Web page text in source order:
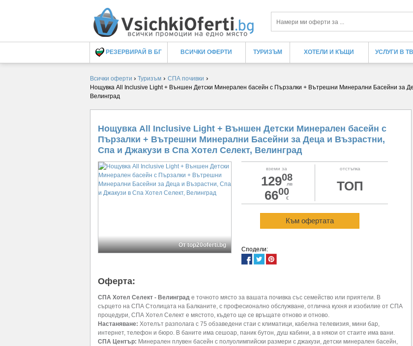
Търси
РЕЗЕРВИРАЙ В БГ ВСИЧКИ ОФЕРТИ ТУРИЗЪМ ХОТЕЛИ И КЪЩИ УСЛУГИ В
Всички оферти › Туризъм › СПА почивки ›
Нощувка All Inclusive Light + Външен Детски Минерален басейн с Пързалки + Вътрешни Минерални Басейни за
Велинград
Нощувка All Inclusive Light + Външен Детски Минерален басейн с
Пързалки + Вътрешни Минерални Басейни за Деца и Възрастни,
Спа и Джакузи в Спа Хотел Селект, Велинград
От top20oferti.bg
вземи за
12908
лв
6600
€
отстъпка
ТОП
Към офертата
Сподели:
Оферта:
СПА Хотел Селект - Велинград е точното място за вашата почивка със семейство или приятели. В
сърцето на СПА Столицата на Балканите, с професионално обслужване, отлична кухня и изобилие от СПА
процедури, СПА Хотел Селект е мястото, където ще се връщате отново и отново.
Настаняване: Хотелът разполага с 75 обзаведени стаи с климатици, кабелна телевизия, мини бар,
интернет, телефон и бюро. В баните има сешоар, паник бутон, душ кабини, а в някои от стаите има вани.
СПА Център: Минерален плувен басейн с полуолимпийски размери с джакузи, детски минерален басейн,